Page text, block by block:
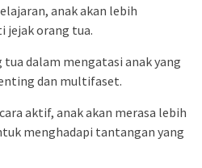
anak akan lebih
jejak orang tua.
dalam mengatasi anak yang
dan multifaset.
aktif, anak akan merasa lebih
menghadapi tantangan yang